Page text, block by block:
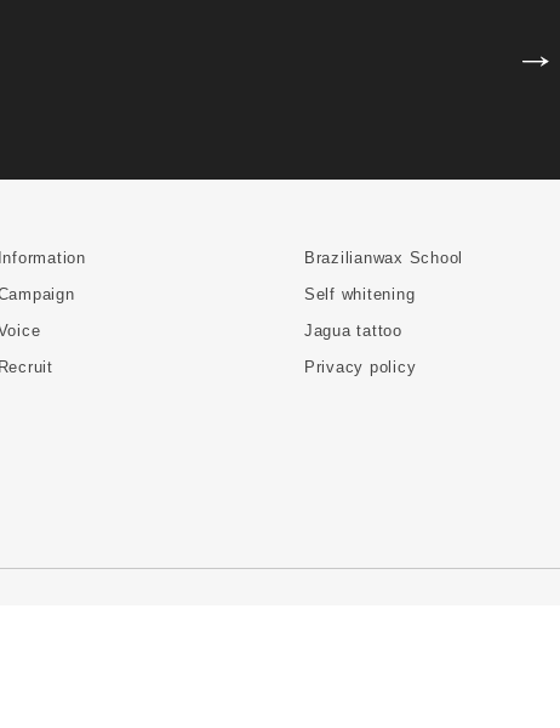
Information
Recruit
Brazilianwax School
Self whitening
Jagua tattoo
Privacy policy